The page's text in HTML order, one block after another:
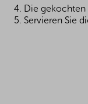
Die gekochten
Servieren Sie